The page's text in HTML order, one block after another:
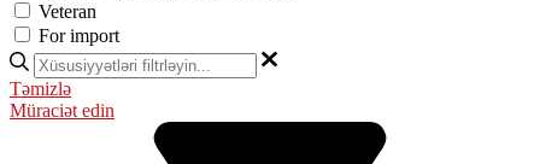
Veteran
For import
Təmizlə
Müraciət edin